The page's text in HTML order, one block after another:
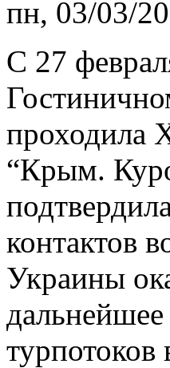
пн, 03/03/
С 27
проходила
“Крым.
контактов
Украины